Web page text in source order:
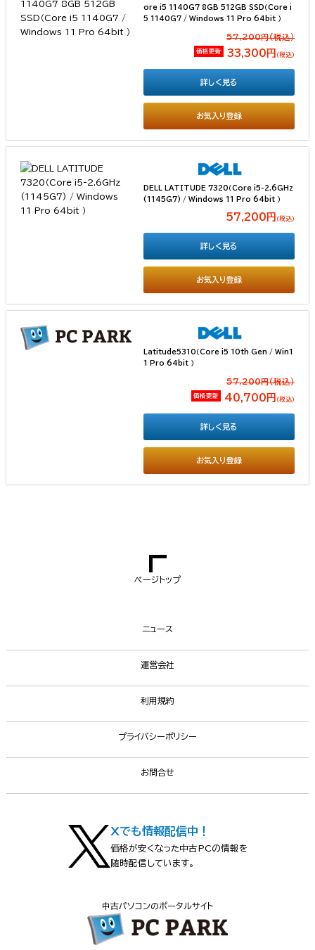
ore i5 1140G7 8GB 512GB SSD（Core i
5 1140G7 / Windows 11 Pro 64bit ）
57,200円(税込）
価格更新 33,300円 （税込）
お気入り登録
詳しく見る
DELL LATITUDE 7320（Core i5-2.6GHz
(1145G7) / Windows 11 Pro 64bit ）
57,200円 （税込）
お気入り登録
詳しく見る
Latitude5310（Core i5 10th Gen / Win1
1 Pro 64bit ）
57,200円(税込）
価格更新 40,700円 （税込）
お気入り登録
詳しく見る
ページトップ
ニュース
運営会社
利用規約
プライバシーポリシー
お問合せ
Xでも情報配信中！
価格が安くなった中古PCの情報を
随時配信しています。
中古パソコンのポータルサイト